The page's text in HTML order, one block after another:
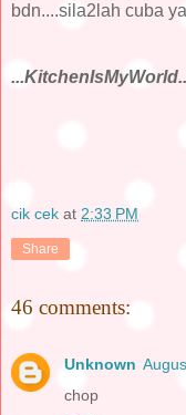
bdn....sila2lah cuba
cik cek at 2:33 PM
Share
46 comments:
Unknown
chop